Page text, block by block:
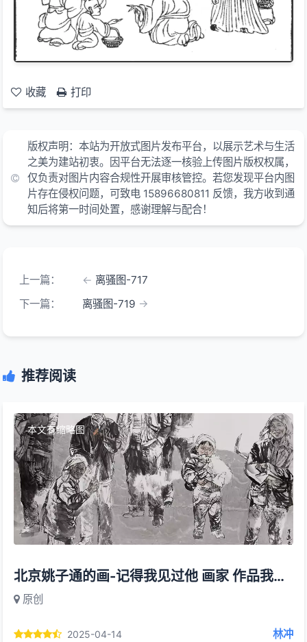
收藏 打印
版权声明：本站为开放式图片发布平台，以展示艺术与生活
之美为建站初衷。因平台无法逐一核验上传图片版权权属，
仅负责对图片内容合规性开展审核管控。若您发现平台内图
片存在侵权问题，可致电 15896680811 反馈，我方收到通
知后将第一时间处置，感谢理解与配合！
上一篇：
离骚图-717
下一篇：
离骚图-719
推荐阅读
本文有缩略图
北京姚子通的画-记得我见过他 画家 作品我喜欢
原创
2025-04-14 林冲